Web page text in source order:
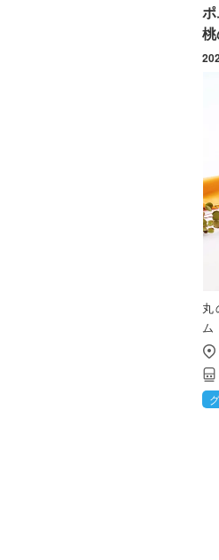
ム